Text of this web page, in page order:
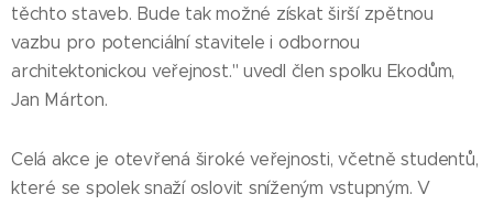
těchto staveb. Bude tak možné získat širší zpětnou
vazbu pro potenciální stavitele i odbornou
architektonickou veřejnost." uvedl člen spolku Ekodům,
Jan Márton.
Celá akce je otevřená široké veřejnosti, včetně studentů,
které se spolek snaží oslovit sníženým vstupným. V